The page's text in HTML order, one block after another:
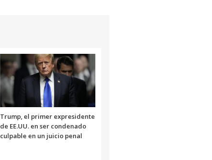
Trump, el primer expresidente
de EE.UU. en ser condenado
culpable en un juicio penal